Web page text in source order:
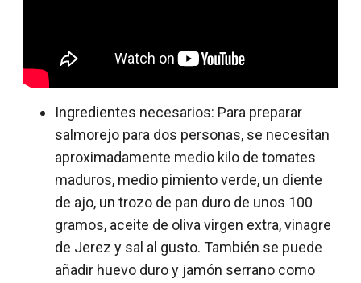
Ingredientes necesarios: Para preparar
salmorejo para dos personas, se necesitan
aproximadamente medio kilo de tomates
maduros, medio pimiento verde, un diente
de ajo, un trozo de pan duro de unos 100
gramos, aceite de oliva virgen extra, vinagre
de Jerez y sal al gusto. También se puede
añadir huevo duro y jamón serrano como